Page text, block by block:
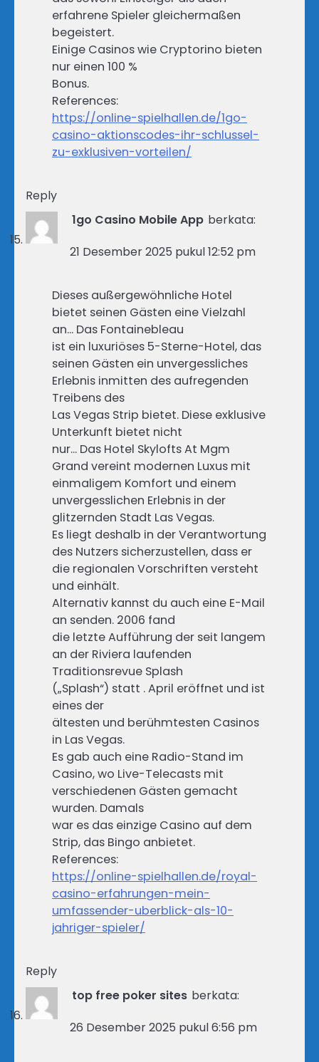
erfahrene Spieler gleichermaßen
begeistert.
Einige Casinos wie Cryptorino bieten
nur einen 100 %
Bonus.
References:
https://online-spielhallen.de/1go-
casino-aktionscodes-ihr-schlussel-
zu-exklusiven-vorteilen/
Reply
1go Casino Mobile App berkata:
21 Desember 2025 pukul 12:52 pm
Dieses außergewöhnliche Hotel
bietet seinen Gästen eine Vielzahl
an… Das Fontainebleau
ist ein luxuriöses 5-Sterne-Hotel, das
seinen Gästen ein unvergessliches
Erlebnis inmitten des aufregenden
Treibens des
Las Vegas Strip bietet. Diese exklusive
Unterkunft bietet nicht
nur… Das Hotel Skylofts At Mgm
Grand vereint modernen Luxus mit
einmaligem Komfort und einem
unvergesslichen Erlebnis in der
glitzernden Stadt Las Vegas.
Es liegt deshalb in der Verantwortung
des Nutzers sicherzustellen, dass er
die regionalen Vorschriften versteht
und einhält.
Alternativ kannst du auch eine E-Mail
an senden. 2006 fand
die letzte Aufführung der seit langem
an der Riviera laufenden
Traditionsrevue Splash
(„Splash“) statt . April eröffnet und ist
eines der
ältesten und berühmtesten Casinos
in Las Vegas.
Es gab auch eine Radio-Stand im
Casino, wo Live-Telecasts mit
verschiedenen Gästen gemacht
wurden. Damals
war es das einzige Casino auf dem
Strip, das Bingo anbietet.
References:
https://online-spielhallen.de/royal-
casino-erfahrungen-mein-
umfassender-uberblick-als-10-
jahriger-spieler/
Reply
top free poker sites berkata:
26 Desember 2025 pukul 6:56 pm